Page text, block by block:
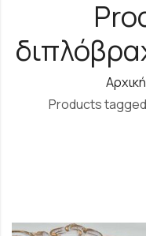
Αρχική
Products tagged